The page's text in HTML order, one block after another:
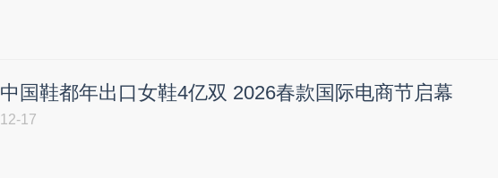
中国鞋都年出口女鞋4亿双 2026春款国际电商节启幕
12-17